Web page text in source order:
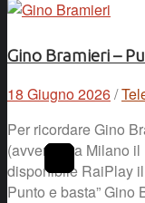
Gino Bramieri –
18 Giugno 2026/
Per ricordare Gino
(avvenuta a Milano
disponibile RaiPlay
Punto e basta”